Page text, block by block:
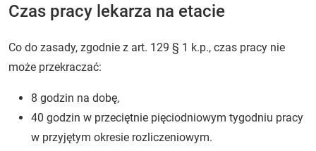
Czas pracy lekarza na etacie
Co do zasady, zgodnie z art. 129 § 1 k.p., czas pracy nie
może przekraczać:
8 godzin na dobę,
40 godzin w przeciętnie pięciodniowym tygodniu pracy
w przyjętym okresie rozliczeniowym.